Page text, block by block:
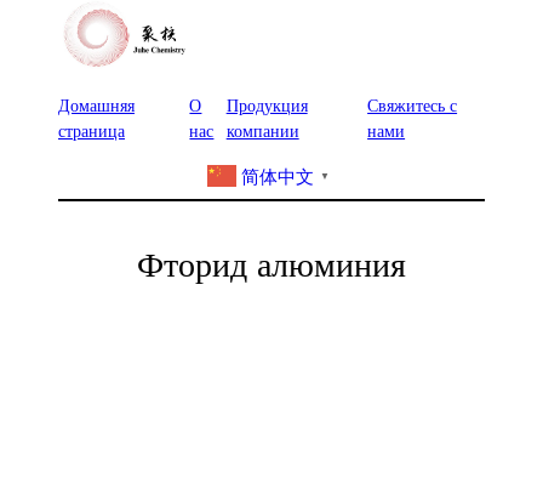
Домашняя
страница
О
нас
Продукция
компании
Свяжитесь с
нами
简体中文 ▼
Фторид алюминия